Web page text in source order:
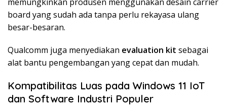
memungkinkan produsen menggunakan desain carrier
board yang sudah ada tanpa perlu rekayasa ulang
besar-besaran.
Qualcomm juga menyediakan evaluation kit sebagai
alat bantu pengembangan yang cepat dan mudah.
Kompatibilitas Luas pada Windows 11 IoT
dan Software Industri Populer